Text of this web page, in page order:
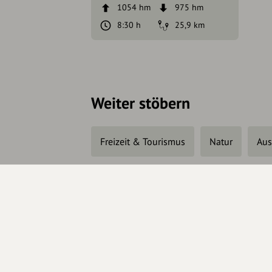
1054 hm
975 hm
8:30 h
25,9 km
Weiter stöbern
Freizeit & Tourismus Natur